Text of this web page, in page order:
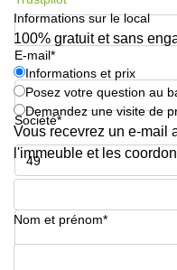
E-mail*
Société*
Numéro de téléphone*
Informations sur le local
100% gratuit et sans
Informations et prix
Posez votre question au
Demandez une visite de
Vous recevrez un e-mail
l'immeuble et les
Nom et prénom*